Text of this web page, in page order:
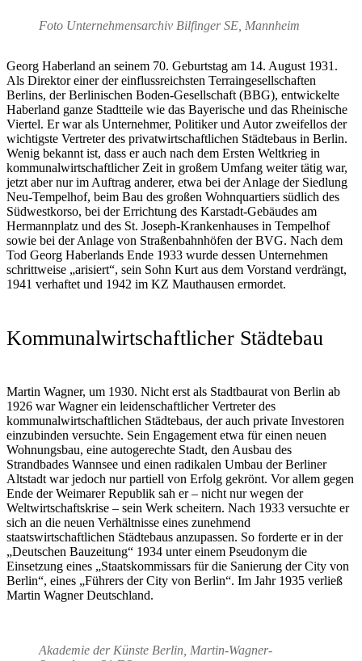
Foto Unternehmensarchiv Bilfinger SE, Mannheim
Georg Haberland an seinem 70. Geburtstag am 14. August 1931.
Als Direktor einer der einflussreichsten Terraingesellschaften
Berlins, der Berlinischen Boden-Gesellschaft (BBG), entwickelte
Haberland ganze Stadtteile wie das Bayerische und das Rheinische
Viertel. Er war als Unternehmer, Politiker und Autor zweifellos der
wichtigste Vertreter des privatwirtschaftlichen Städtebaus in Berlin.
Wenig bekannt ist, dass er auch nach dem Ersten Weltkrieg in
kommunalwirtschaftlicher Zeit in großem Umfang weiter tätig war,
jetzt aber nur im Auftrag anderer, etwa bei der Anlage der Siedlung
Neu-Tempelhof, beim Bau des großen Wohnquartiers südlich des
Südwestkorso, bei der Errichtung des Karstadt-Gebäudes am
Hermannplatz und des St. Joseph-Krankenhauses in Tempelhof
sowie bei der Anlage von Straßenbahnhöfen der BVG. Nach dem
Tod Georg Haberlands Ende 1933 wurde dessen Unternehmen
schrittweise „arisiert“, sein Sohn Kurt aus dem Vorstand verdrängt,
1941 verhaftet und 1942 im KZ Mauthausen ermordet.
Kommunalwirtschaftlicher Städtebau
Martin Wagner, um 1930. Nicht erst als Stadtbaurat von Berlin ab
1926 war Wagner ein leidenschaftlicher Vertreter des
kommunalwirtschaftlichen Städtebaus, der auch private Investoren
einzubinden versuchte. Sein Engagement etwa für einen neuen
Wohnungsbau, eine autogerechte Stadt, den Ausbau des
Strandbades Wannsee und einen radikalen Umbau der Berliner
Altstadt war jedoch nur partiell von Erfolg gekrönt. Vor allem gegen
Ende der Weimarer Republik sah er – nicht nur wegen der
Weltwirtschaftskrise – sein Werk scheitern. Nach 1933 versuchte er
sich an die neuen Verhältnisse eines zunehmend
staatswirtschaftlichen Städtebaus anzupassen. So forderte er in der
„Deutschen Bauzeitung“ 1934 unter einem Pseudonym die
Einsetzung eines „Staatskommissars für die Sanierung der City von
Berlin“, eines „Führers der City von Berlin“. Im Jahr 1935 verließ
Martin Wagner Deutschland.
Akademie der Künste Berlin, Martin-Wagner-